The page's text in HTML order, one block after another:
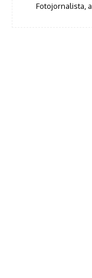
Fotojornalista,